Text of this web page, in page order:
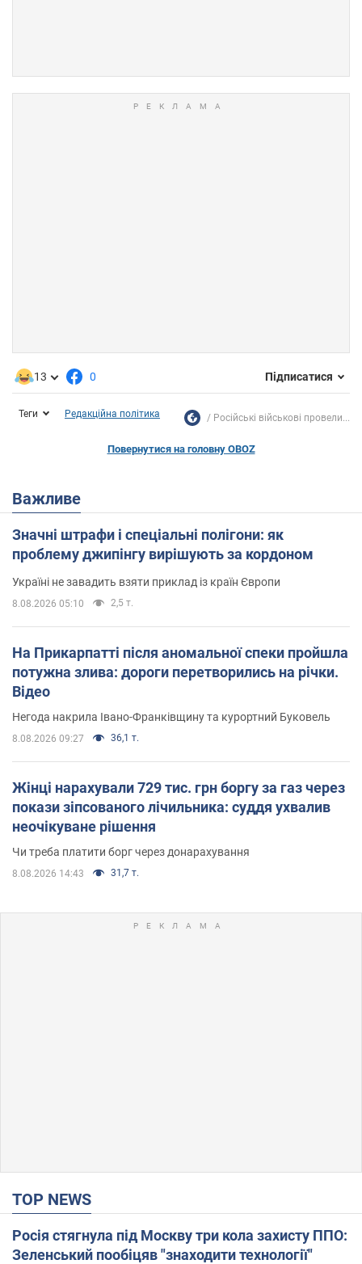
13 0 Підписатися
Теги Редакційна політика Російські військові провели...
Повернутися на головну OBOZ
Важливе
Значні штрафи і спеціальні полігони: як
проблему джипінгу вирішують за кордоном
Україні не завадить взяти приклад із країн Європи
8.08.2026 05:10 2,5 т.
На Прикарпатті після аномальної спеки пройшла
потужна злива: дороги перетворились на річки.
Відео
Негода накрила Івано-Франківщину та курортний Буковель
8.08.2026 09:27 36,1 т.
Жінці нарахували 729 тис. грн боргу за газ через
покази зіпсованого лічильника: суддя ухвалив
неочікуване рішення
Чи треба платити борг через донарахування
8.08.2026 14:43 31,7 т.
TOP NEWS
Росія стягнула під Москву три кола захисту ППО:
Зеленський пообіцяв "знаходити технології"